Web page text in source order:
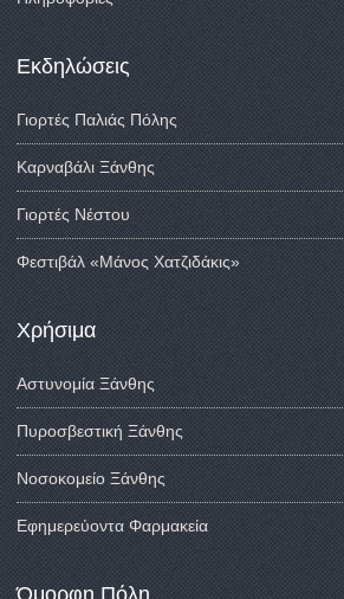
Εκδηλώσεις
Γιορτές Παλιάς Πόλης
Καρναβάλι Ξάνθης
Γιορτές Νέστου
Φεστιβάλ «Μάνος Χατζιδάκις»
Χρήσιμα
Αστυνομία Ξάνθης
Πυροσβεστική Ξάνθης
Νοσοκομείο Ξάνθης
Εφημερεύοντα Φαρμακεία